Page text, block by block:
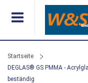
Startseite
DEGLAS® GS PMMA -
beständig